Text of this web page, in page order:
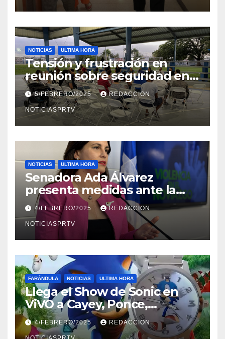
NOTICIAS ULTIMA HORA
Tensión y frustración en
reunión sobre seguridad en
Reparto Metropolitano
5/FEBRERO/2025 REDACCION
NOTICIASPRTV
NOTICIAS ULTIMA HORA
Senadora Ada Álvarez
presenta medidas ante la
violencia en el noviazgo
4/FEBRERO/2025 REDACCION
NOTICIASPRTV
FARÁNDULA NOTICIAS ULTIMA HORA
Llega el Show de Sonic en
ViVO a Cayey, Ponce,
Barceloneta y Humacao,
Relojes gratis para el que
4/FEBRERO/2025 REDACCION